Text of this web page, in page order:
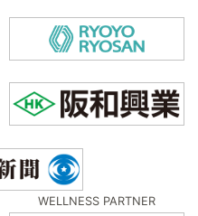
WELLNESS PARTNER